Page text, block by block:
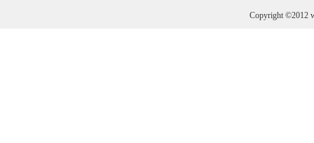
Copyright ©2012